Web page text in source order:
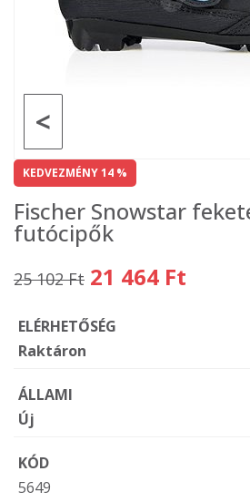
<
KEDVEZMÉNY 14 %
Fischer Snowstar
futócipők
25 102 Ft 21 464 Ft
ELÉRHETŐSÉG
Raktáron
ÁLLAMI
Új
KÓD
5649